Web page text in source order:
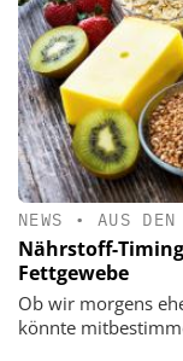
NEWS • AUS
Nährstoff-
Fettgewebe
Ob wir morgens
könnte